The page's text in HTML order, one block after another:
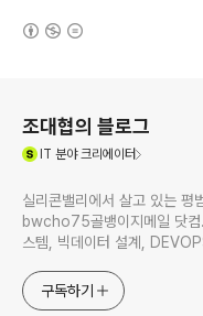
조대협의 블로그
IT 분야 크리에이터
실리콘밸리에서 살고 있는 평
bwcho75골뱅이지메일 닷컴
스템, 빅데이터 설계,
한 기술 멘토링과 강의 진행합니다.
https://
구독하기